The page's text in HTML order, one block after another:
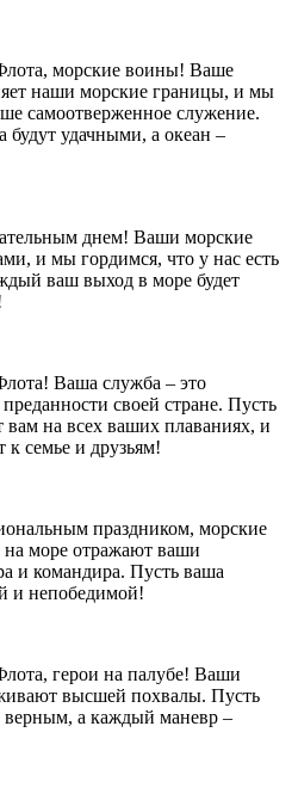
морские воины! Ваше
наши морские границы, и мы
самоотверженное служение.
будут удачными, а океан –
днем! Ваши морские
и мы гордимся, что у нас есть
ваш выход в море будет
Ваша служба – это
своей стране. Пусть
на всех ваших плаваниях, и
к семье и друзьям!
праздником, морские
море отражают ваши
и командира. Пусть ваша
и непобедимой!
герои на палубе! Ваши
высшей похвалы. Пусть
верным, а каждый маневр –